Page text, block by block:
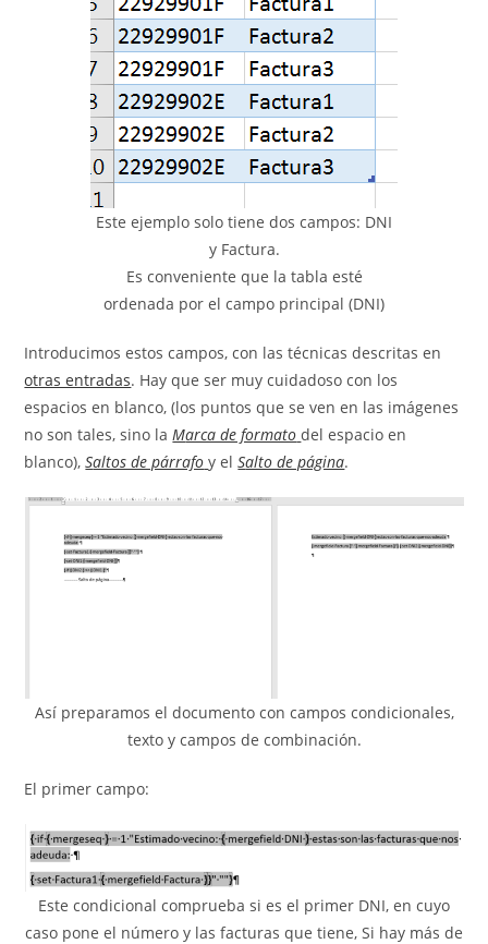
Este ejemplo solo tiene dos campos: DNI
y Factura.
Es conveniente que la tabla esté
ordenada por el campo principal (DNI)
Introducimos estos campos, con las técnicas descritas en
otras entradas. Hay que ser muy cuidadoso con los
espacios en blanco, (los puntos que se ven en las imágenes
no son tales, sino laMarca de formato del espacio en
blanco),Saltos de párrafo y elSalto de página.
Así preparamos el documento con campos condicionales,
texto y campos de combinación.
El primer campo:
Este condicional comprueba si es el primer DNI, en cuyo
caso pone el número y las facturas que tiene, Si hay más de